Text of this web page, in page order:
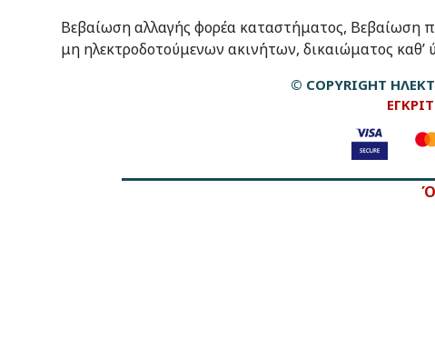
Βεβαίωση αλλαγής φορέα καταστήματος, Βεβαίωση
μη ηλεκτροδοτούμενων ακινήτων, δικαιώματος
© COPYRIGHT